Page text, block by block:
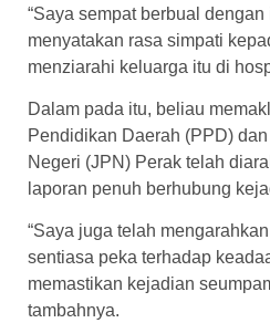
“Saya sempat berbual
menyatakan rasa simpati
menziarahi keluarga itu di
Dalam pada itu, beliau
Pendidikan Daerah (PPD)
Negeri (JPN) Perak telah
laporan penuh berhubung
“Saya juga telah
sentiasa peka terhadap
memastikan kejadian
tambahnya.